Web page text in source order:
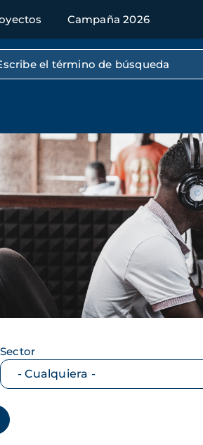
Campaña 2026
por texto completo
Sector